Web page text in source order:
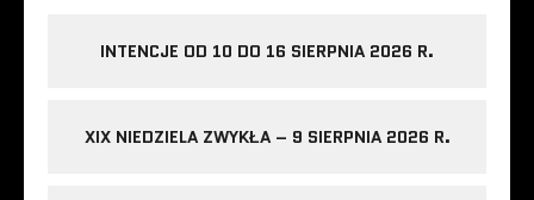
INTENCJE OD 10 DO 16 SIERPNIA 2026 R.
XIX NIEDZIELA ZWYKŁA – 9 SIERPNIA 2026 R.